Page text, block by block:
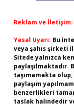
Reklam ve İletişim:
Yasal Uyarı: Bu
veya şahıs şirketi
Sitede yalnızca
taşımamakta
paylaşım
benzerlikleri
taslak halindedir